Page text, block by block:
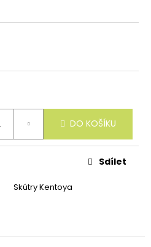
DO KOŠÍKU
Skútry Kentoya
Sdílet